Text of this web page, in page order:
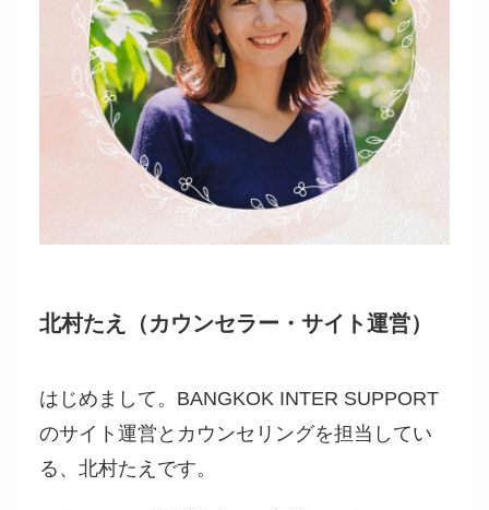
北村たえ（カウンセラー・サイト運営）
はじめまして。BANGKOK INTER SUPPORT
のサイト運営とカウンセリングを担当してい
る、北村たえです。